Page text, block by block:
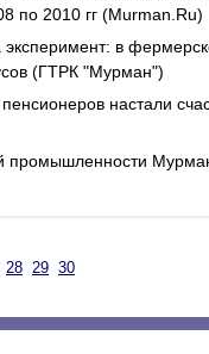
по 2010 гг (Murman.Ru)
в
(ГТРК "Мурман")
настали
промышленности
28 29 30